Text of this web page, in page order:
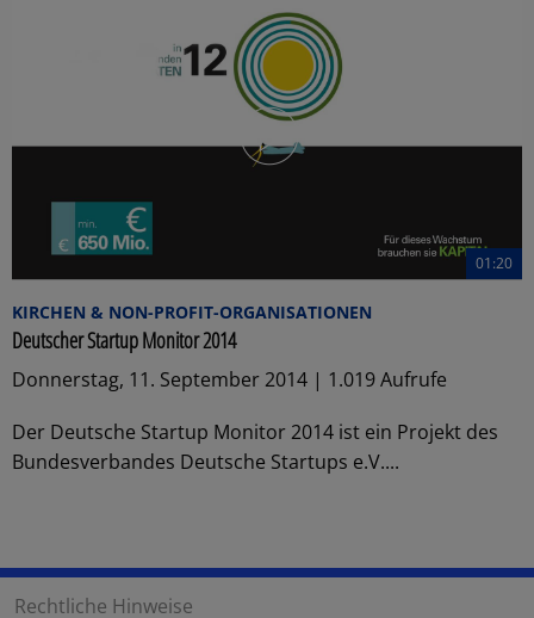
01:20
KIRCHEN & NON-PROFIT-ORGANISATIONEN
Deutscher Startup Monitor 2014
Donnerstag, 11. September 2014 | 1.019 Aufrufe
Der Deutsche Startup Monitor 2014 ist ein Projekt des
Bundesverbandes Deutsche Startups e.V....
Rechtliche Hinweise